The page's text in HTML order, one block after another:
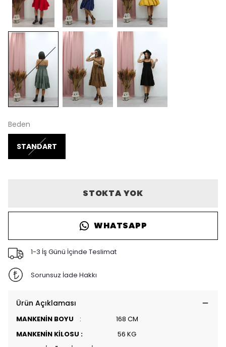
Beden
STANDART
STOKTA YOK
WHATSAPP
1-3 İş Günü İçinde Teslimat
Sorunsuz İade Hakkı
Ürün Açıklaması
MANKENİN BOYU : 168 CM
MANKENİN KİLOSU : 56 KG